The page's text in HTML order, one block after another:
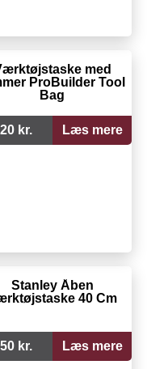
med
ProBuilder Tool
Bag
kr. Læs mere
Stanley Åben
40 Cm
kr. Læs mere